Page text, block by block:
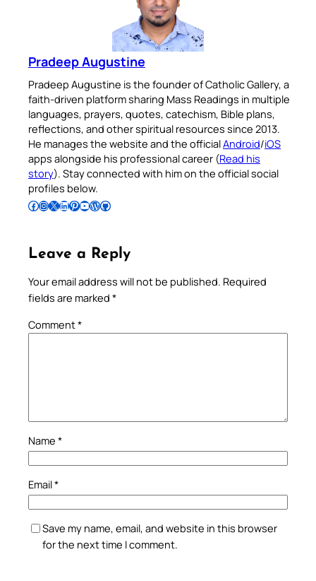
Pradeep Augustine
Pradeep Augustine is the founder of Catholic Gallery, a
faith-driven platform sharing Mass Readings in multiple
languages, prayers, quotes, catechism, Bible plans,
reflections, and other spiritual resources since 2013.
He manages the website and the officialAndroid/iOS
apps alongside his professional career (Read his
story). Stay connected with him on the official social
profiles below.
Follow Pradeep on Facebook Follow Pradeep on InstagramFollow Pradeep on X Follow Pradeep on LinkedIn Follow Pradeep on Pinterest Subscribe to Pradeep’s Youtube Channel Follow Pradeep on WordPress Follow Pradeep on GitHub
Leave a Reply
Your email address will not be published. Required
fields are marked *
Comment*
Name *
Email*
Save my name, email, and website in this browser
for the next time I comment.